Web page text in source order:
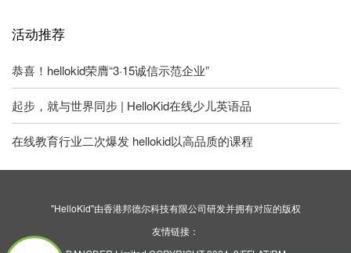
活动推荐
恭喜！hellokid荣膺“3·15诚信示范企业”
起步，就与世界同步 | HelloKid在线少儿英语品
在线教育行业二次爆发 hellokid以高品质的课程
"HelloKid"由香港邦德尔科技有限公司研发并拥有对应的版权
友情链接：